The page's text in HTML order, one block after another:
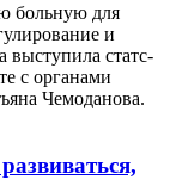
больную для
и
выступила статс-
с органами
Чемоданова.